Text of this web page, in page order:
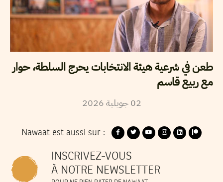
طعن في شرعية هيئة الانتخابات يحرج السلطة، حوار
مع ربيع قاسم
02 جويلية2026
Nawaat est aussi sur :
INSCRIVEZ-VOUS
À NOTRE NEWSLETTER